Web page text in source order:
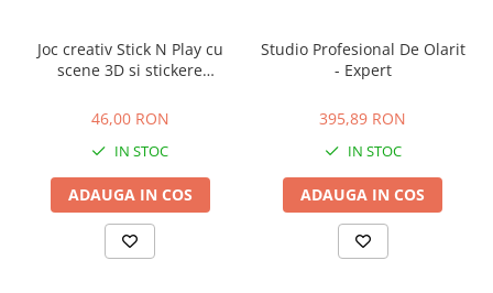
Joc creativ Stick N Play cu
scene 3D si stickere
Secreta, + 3 ani
46,00 RON
IN STOC
ADAUGA IN COS
Studio Profesional De Olarit
- Expert
395,89 RON
IN STOC
ADAUGA IN COS